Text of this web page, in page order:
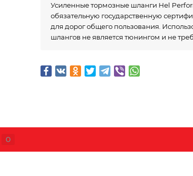
Усиленные тормозные шланги Hel
обязательную государственную
для дорог общего пользования.
шлангов не является тюнингом и не
0